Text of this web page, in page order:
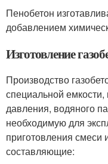
Пенобетон
добавлением
Изготовление
Производство
специальной
давления, водяного
необходимую для
приготовления смеси
составляющие: